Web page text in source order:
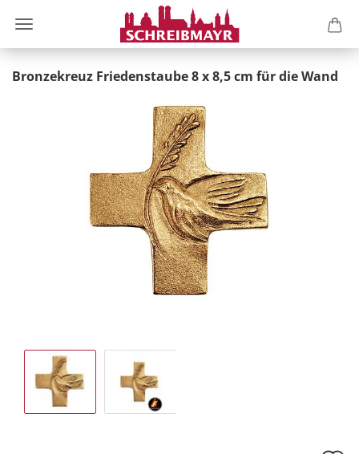
Bronzekreuz Friedenstaube 8 x 8,5 cm für die Wand